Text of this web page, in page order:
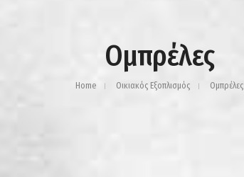
Ομπρέλες
Home Οικιακός Εξοπλισμός Ομπρέλες